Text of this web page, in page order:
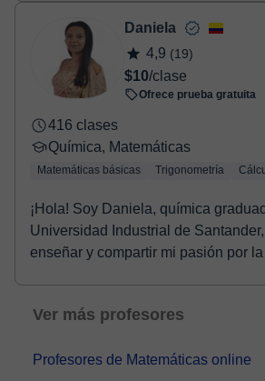
Daniela
4,9 (19)
$10/clase
Ofrece prueba gratuita
416 clases
Química, Matemáticas
Matemáticas básicas Trigonometría
¡Hola! Soy Daniela, química
Universidad Industrial de
enseñar y compartir mi pasión por
Ver más profesores
Profesores de Matemáticas online